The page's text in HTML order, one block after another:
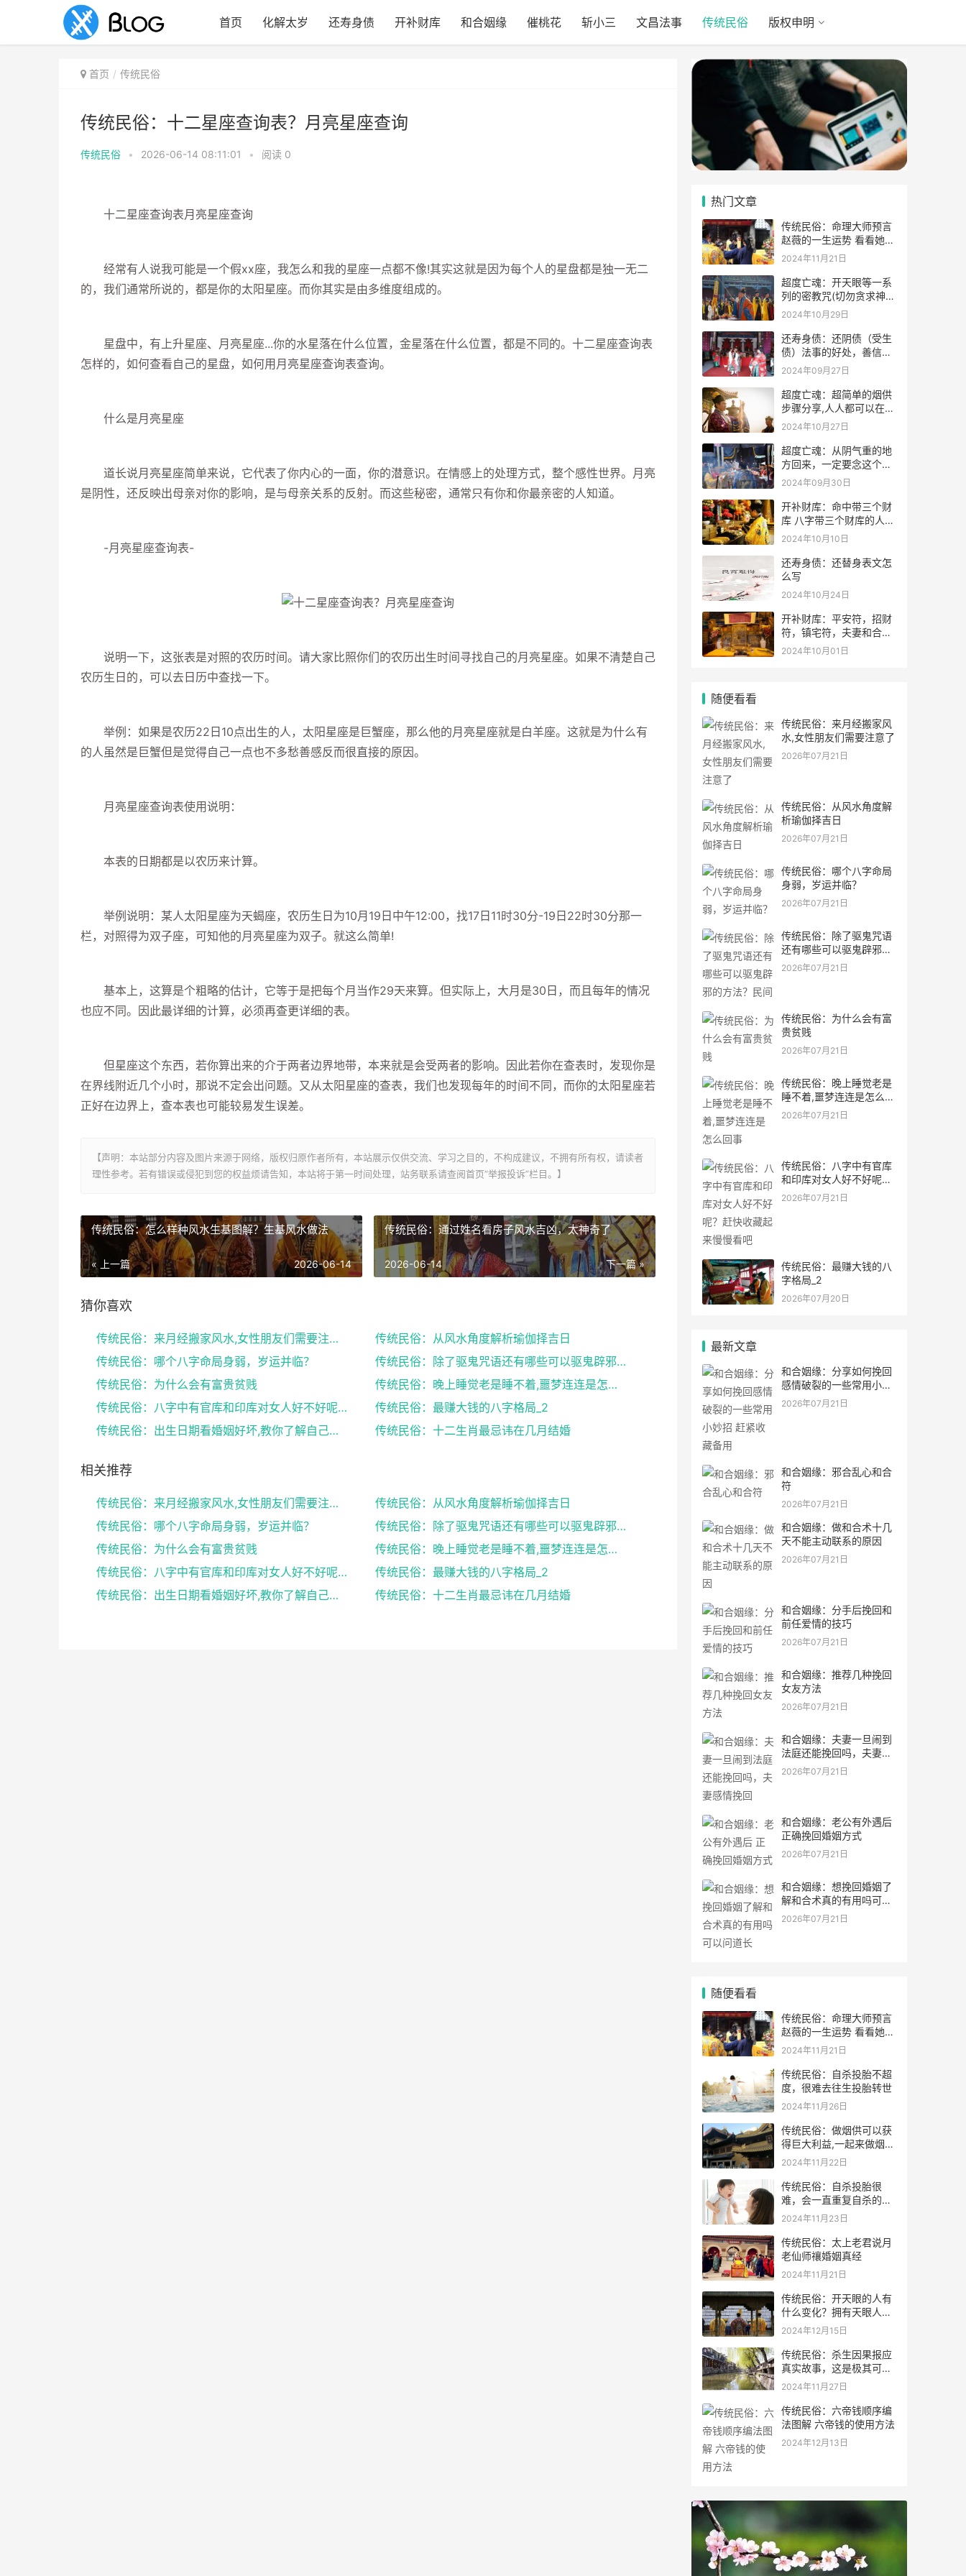
首页 化解太岁 还寿身债 开补财库 和合姻缘 催桃花 斩小三 文昌法事 传统民俗 版权申明
首页 传统民俗
传统民俗：十二星座查询表？月亮星座查询
传统民俗 • 2026-06-14 08:11:01 • 阅读 0
十二星座查询表月亮星座查询
经常有人说我可能是一个假xx座，我怎么和我的星座一点都不像!其实这就是因为每个人的星盘都是独一无二
的，我们通常所说的，都是你的太阳星座。而你其实是由多维度组成的。
星盘中，有上升星座、月亮星座...你的水星落在什么位置，金星落在什么位置，都是不同的。十二星座查询表
怎样的，如何查看自己的星盘，如何用月亮星座查询表查询。
什么是月亮星座
道长说月亮星座简单来说，它代表了你内心的一面，你的潜意识。在情感上的处理方式，整个感性世界。月亮
是阴性，还反映出母亲对你的影响，是与母亲关系的反射。而这些秘密，通常只有你和你最亲密的人知道。
-月亮星座查询表-
说明一下，这张表是对照的农历时间。请大家比照你们的农历出生时间寻找自己的月亮星座。如果不清楚自己
农历生日的，可以去日历中查找一下。
举例：如果是农历22日10点出生的人，太阳星座是巨蟹座，那么他的月亮星座就是白羊座。这就是为什么有
的人虽然是巨蟹但是觉得自己一点也不多愁善感反而很直接的原因。
月亮星座查询表使用说明：
本表的日期都是以农历来计算。
举例说明：某人太阳星座为天蝎座，农历生日为10月19日中午12:00，找17日11时30分-19日22时30分那一
栏，对照得为双子座，可知他的月亮星座为双子。就这么简单!
基本上，这算是个粗略的估计，它等于是把每个月当作29天来算。但实际上，大月是30日，而且每年的情况
也应不同。因此最详细的计算，必须再查更详细的表。
但星座这个东西，若你算出来的介于两者边界地带，本来就是会受两者的影响。因此若你在查表时，发现你是
在界线附近几个小时，那说不定会出问题。又从太阳星座的查表，我们也发现每年的时间不同，而你的太阳星座若
正好在边界上，查本表也可能较易发生误差。
【声明：本站部分内容及图片来源于网络，版权归原作者所有，本站展示仅供交流、学习之目的，不构成建议，不拥有所有权，请读者
理性参考。若有错误或侵犯到您的权益烦请告知，本站将于第一时间处理，站务联系请查阅首页“举报投诉”栏目。】
传统民俗：怎么样种风水生基图解？生基风水做法
« 上一篇 2026-06-14
传统民俗：通过姓名看房子风水吉凶，太神奇了
下一篇 »
2026-06-14
猜你喜欢
传统民俗：来月经搬家风水,女性朋友们需要注意了
传统民俗：从风水角度解析瑜伽择吉日
传统民俗：哪个八字命局身弱，岁运并临？
传统民俗：除了驱鬼咒语还有哪些可以驱鬼辟邪的方法？...
传统民俗：为什么会有富贵贫贱
传统民俗：晚上睡觉老是睡不着,噩梦连连是怎么回事
传统民俗：八字中有官库和印库对女人好不好呢？赶快收...
传统民俗：最赚大钱的八字格局_2
传统民俗：出生日期看婚姻好坏,教你了解自己未来的婚...
传统民俗：十二生肖最忌讳在几月结婚
相关推荐
传统民俗：来月经搬家风水,女性朋友们需要注意了
传统民俗：从风水角度解析瑜伽择吉日
传统民俗：哪个八字命局身弱，岁运并临？
传统民俗：除了驱鬼咒语还有哪些可以驱鬼辟邪的方法？...
传统民俗：为什么会有富贵贫贱
传统民俗：晚上睡觉老是睡不着,噩梦连连是怎么回事
传统民俗：八字中有官库和印库对女人好不好呢？赶快收...
传统民俗：最赚大钱的八字格局_2
传统民俗：出生日期看婚姻好坏,教你了解自己未来的婚...
传统民俗：十二生肖最忌讳在几月结婚
热门文章
传统民俗：命理大师预言
赵薇的一生运势 看看她的
表示
2024年11月21日
超度亡魂：开天眼等一系
列的密教咒(切勿贪求神
通)
2024年10月29日
还寿身债：还阴债（受生
债）法事的好处，善信必
看！
2024年09月27日
超度亡魂：超简单的烟供
步骤分享,人人都可以在家
做烟供
2024年10月27日
超度亡魂：从阴气重的地
方回来，一定要念这个
咒！
2024年09月30日
开补财库：命中带三个财
库 八字带三个财库的人是
不是很有钱？
2024年10月10日
还寿身债：还替身表文怎
么写
2024年10月24日
开补财库：平安符，招财
符，镇宅符，夫妻和合符.
灵符符咒.
2024年10月01日
随便看看
传统民俗：来月经搬家风
水,女性朋友们需要注意了
2026年07月21日
传统民俗：从风水角度解
析瑜伽择吉日
2026年07月21日
传统民俗：哪个八字命局
身弱，岁运并临？
2026年07月21日
传统民俗：除了驱鬼咒语
还有哪些可以驱鬼辟邪的
方法？民间
2026年07月21日
传统民俗：为什么会有富
贵贫贱
2026年07月21日
传统民俗：晚上睡觉老是
睡不着,噩梦连连是怎么回
事
2026年07月21日
传统民俗：八字中有官库
和印库对女人好不好呢？
赶快收藏起来慢慢看吧
2026年07月21日
传统民俗：最赚大钱的八
字格局_2
2026年07月20日
最新文章
和合姻缘：分享如何挽回
感情破裂的一些常用小妙
招 赶紧收藏备用
2026年07月21日
和合姻缘：邪合乱心和合
符
2026年07月21日
和合姻缘：做和合术十几
天不能主动联系的原因
2026年07月21日
和合姻缘：分手后挽回和
前任爱情的技巧
2026年07月21日
和合姻缘：推荐几种挽回
女友方法
2026年07月21日
和合姻缘：夫妻一旦闹到
法庭还能挽回吗，夫妻感
情挽回
2026年07月21日
和合姻缘：老公有外遇后
正确挽回婚姻方式
2026年07月21日
和合姻缘：想挽回婚姻了
解和合术真的有用吗可以
问道长
2026年07月21日
随便看看
传统民俗：命理大师预言
赵薇的一生运势 看看她的
表示
2024年11月21日
传统民俗：自杀投胎不超
度，很难去往生投胎转世
2024年11月26日
传统民俗：做烟供可以获
得巨大利益,一起来做烟供
药供施食吧
2024年11月22日
传统民俗：自杀投胎很
难，会一直重复自杀的动
作
2024年11月23日
传统民俗：太上老君说月
老仙师禳婚姻真经
2024年11月21日
传统民俗：开天眼的人有
什么变化？拥有天眼人的
特征
2024年12月15日
传统民俗：杀生因果报应
真实故事，这是极其可怕
的事情
2024年11月27日
传统民俗：六帝钱顺序编
法图解 六帝钱的使用方法
2024年12月13日